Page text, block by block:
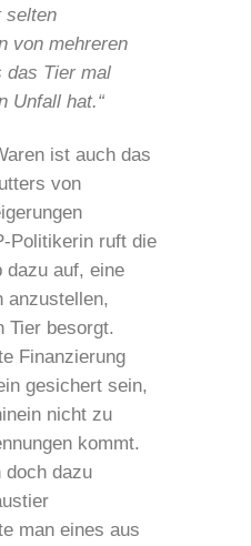
selten
von mehreren
das Tier mal
Unfall hat.“
ist auch das
von
Politikerin ruft die
dazu auf, eine
anzustellen,
Tier besorgt.
Finanzierung
gesichert sein,
nicht zu
kommt.
doch dazu
man eines aus